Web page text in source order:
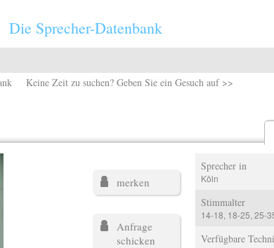
Die Sprecher-Datenbank
Keine Zeit zu suchen? Geben Sie ein Gesuch auf >>
merken
Anfrage
schicken
Sprecher in
Köln
Stimmalter
14-18, 18-25, 25-
Verfügbare